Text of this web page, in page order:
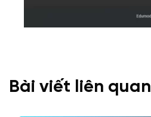
Bài viết liên quan